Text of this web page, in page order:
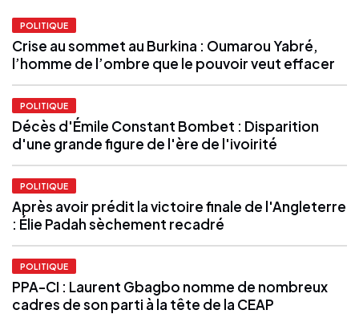
POLITIQUE
Crise au sommet au Burkina : Oumarou Yabré,
l’homme de l’ombre que le pouvoir veut effacer
POLITIQUE
Décès d'Émile Constant Bombet : Disparition
d'une grande figure de l'ère de l'ivoirité
POLITIQUE
Après avoir prédit la victoire finale de l'Angleterre
: Élie Padah sèchement recadré
POLITIQUE
PPA-CI : Laurent Gbagbo nomme de nombreux
cadres de son parti à la tête de la CEAP